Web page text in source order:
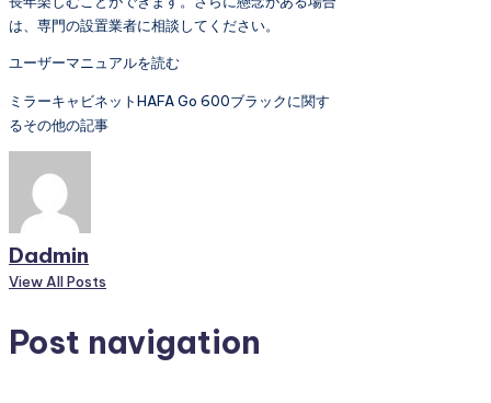
は、専門の設置業者に相談してください。
ユーザーマニュアルを読む
ミラーキャビネットHAFA Go 600ブラックに関す
るその他の記事
Dadmin
View All Posts
Post navigation